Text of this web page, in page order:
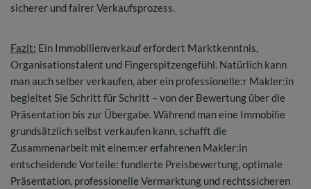
sicherer und fairer Verkaufsprozess.
Fazit: Ein Immobilienverkauf erfordert Marktkenntnis,
Organisationstalent und Fingerspitzengefühl. Natürlich kann
man auch selber verkaufen, aber ein professionelle:r Makler:in
begleitet Sie Schritt für Schritt – von der Bewertung über die
Präsentation bis zur Übergabe. Während man eine Immobilie
grundsätzlich selbst verkaufen kann, schafft die
Zusammenarbeit mit einem:er erfahrenen Makler:in
entscheidende Vorteile: fundierte Preisbewertung, optimale
Präsentation, professionelle Vermarktung und rechtssicheren